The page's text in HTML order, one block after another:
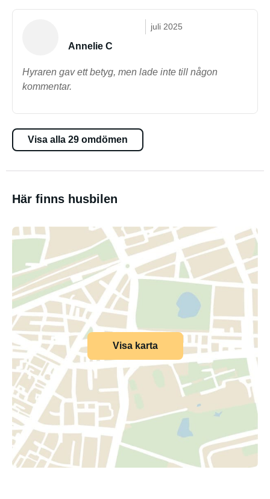
juli 2025
Annelie C
Hyraren gav ett betyg, men lade inte till någon
kommentar.
Visa alla 29 omdömen
Här finns husbilen
Visa karta